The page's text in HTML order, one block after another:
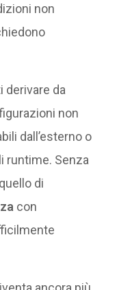
non
da
non
dall’esterno o
runtime. Senza
di
con